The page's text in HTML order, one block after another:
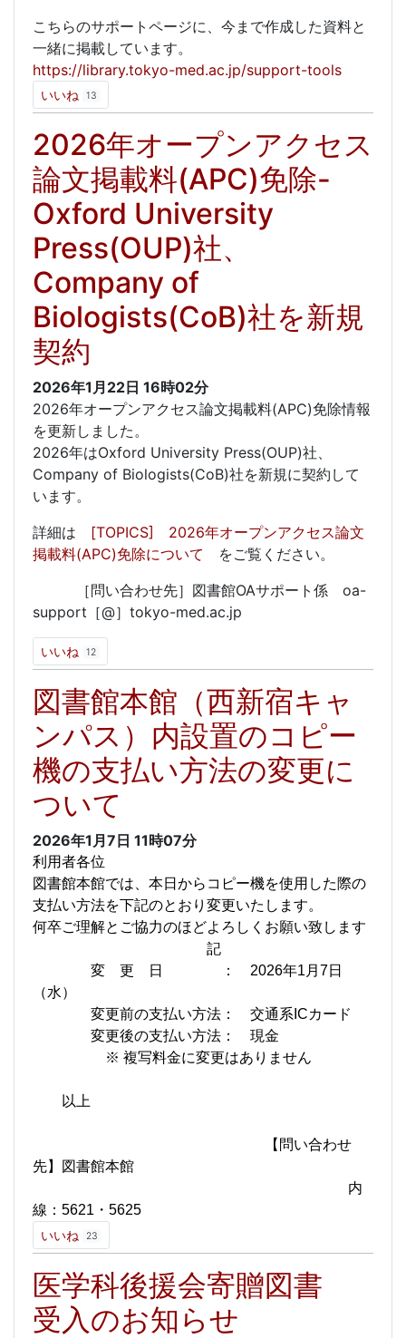
こちらのサポートページに、今まで作成した資料と
一緒に掲載しています。
https://library.tokyo-med.ac.jp/support-tools
いいね 13
2026年オープンアクセス
論文掲載料(APC)免除-
Oxford University
Press(OUP)社、
Company of
Biologists(CoB)社を新規
契約
2026年1月22日 16時02分
2026年オープンアクセス論文掲載料(APC)免除情報
を更新しました。
2026年はOxford University Press(OUP)社、
Company of Biologists(CoB)社を新規に契約して
います。
詳細は [TOPICS] 2026年オープンアクセス論文
掲載料(APC)免除について をご覧ください。
［問い合わせ先］図書館OAサポート係 oa-
support［@］tokyo-med.ac.jp
いいね 12
図書館本館（西新宿キャ
ンパス）内設置のコピー
機の支払い方法の変更に
ついて
2026年1月7日 11時07分
利用者各位
図書館本館では、本日からコピー機を使用した際の
支払い方法を下記のとおり変更いたします。
何卒ご理解とご協力のほどよろしくお願い致します
記
変 更 日 ： 2026年1月7日
（水）
変更前の支払い方法： 交通系ICカード
変更後の支払い方法： 現金
※ 複写料金に変更はありません
以上
【問い合わせ
先】図書館本館
内
線：5621・5625
いいね
23
医学科後援会寄贈図書
受入のお知らせ